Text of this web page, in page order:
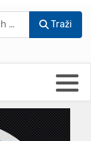
Traži